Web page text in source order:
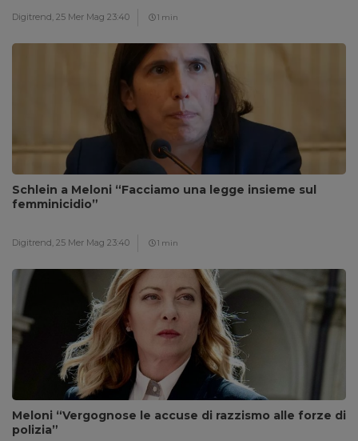
Digitrend, 25 Mer Mag 23:40 1 min
Schlein a Meloni “Facciamo una legge insieme sul
femminicidio”
Digitrend, 25 Mer Mag 23:40 1 min
Meloni “Vergognose le accuse di razzismo alle forze di
polizia”